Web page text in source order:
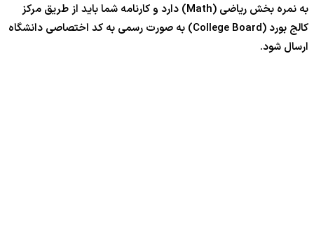
به نمره بخش ریاضی (Math) دارد و کارنامه شما باید از طریق مرکز
کالج بورد (College Board) به صورت رسمی به کد اختصاصی دانشگاه
ارسال شود.